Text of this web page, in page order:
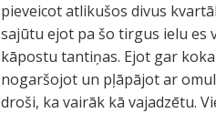
pieveicot atlikušos divus
sajūtu ejot pa šo tirgus ielu es
kāpostu tantiņas. Ejot gar
nogaršojot un pļāpājot ar
droši, ka vairāk kā vajadzētu.